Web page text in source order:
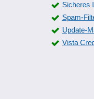
Sicheres
Spam-
Update-
Vista